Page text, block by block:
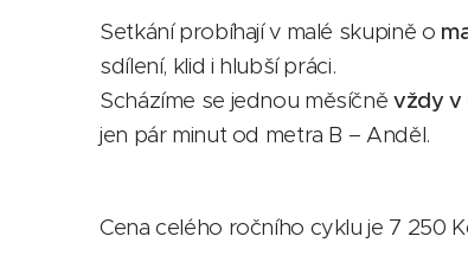
Setkání probíhají v malé skupině o
sdílení, klid i hlubší práci.
Scházíme se jednou měsíčně vždy v
jen pár minut od metra B – Anděl.
Cena celého ročního cyklu je 7 250